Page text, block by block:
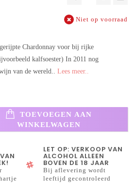
Niet op voorraad
Chardonnay voor bij rijke
kalfsoester) In 2011 nog
van de wereld.. Lees meer..
TOEVOEGEN AAN
WINKELWAGEN
LET OP: VERKOOP VAN
ALCOHOL ALLEEN
BOVEN DE 18 JAAR
Bij aflevering wordt
leeftijd gecontroleerd